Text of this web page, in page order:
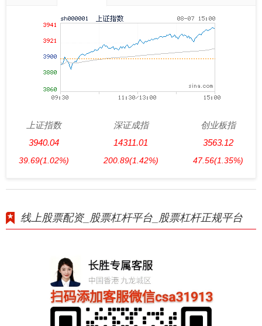
上证指数
3940.04
39.69(1.02%)
深证成指
14311.01
200.89(1.42%)
创业板指
3563.12
47.56(1.35%)
线上股票配资_股票杠杆平台_股票杠杆正规平台